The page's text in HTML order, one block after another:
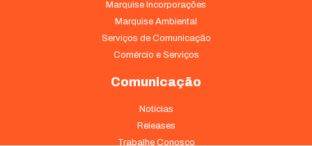
Marquise Incorporações
Marquise Ambiental
Serviços de Comunicação
Comércio e Serviços
Comunicação
Notícias
Releases
Trabalhe Conosco